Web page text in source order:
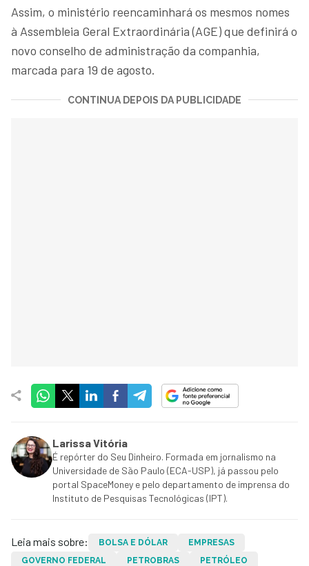
Assim, o ministério reencaminhará os mesmos nomes
à Assembleia Geral Extraordinária (AGE) que definirá o
novo conselho de administração da companhia,
marcada para 19 de agosto.
CONTINUA DEPOIS DA PUBLICIDADE
Larissa Vitória
É repórter do Seu Dinheiro. Formada em jornalismo na
Universidade de São Paulo (ECA-USP), já passou pelo
portal SpaceMoney e pelo departamento de imprensa do
Instituto de Pesquisas Tecnológicas (IPT).
Leia mais sobre: BOLSA E DÓLAR
EMPRESAS
GOVERNO FEDERAL
PETROBRAS PETRÓLEO